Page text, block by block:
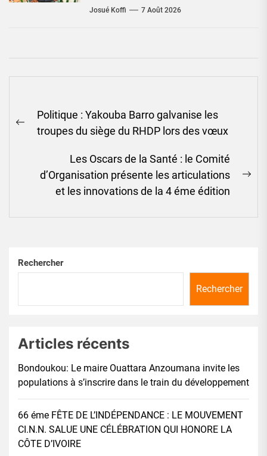
Josué Koffi 7 Août 2026
de
l’article
Previous
Politique : Yakouba Barro galvanise les
troupes du siège du RHDP lors des vœux
Les Oscars de la Santé : le Comité
d’Organisation présente les articulations
et les innovations de la 4 éme édition
Rechercher
Rechercher
Articles récents
Bondoukou: Le maire Ouattara Anzoumana invite les
populations à s’inscrire dans le train du développement
66 éme FÊTE DE L’INDÉPENDANCE : LE MOUVEMENT
CI.N.N. SALUE UNE CÉLÉBRATION QUI HONORE LA
CÔTE D’IVOIRE